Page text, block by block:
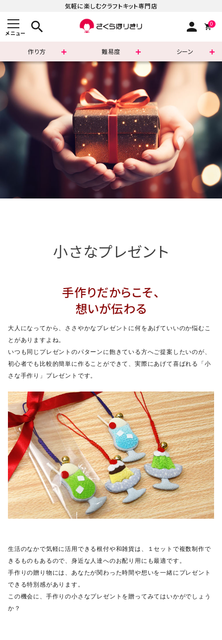
気軽に楽しむクラフトキット専門店
メニュー search person 0
作り方 難易度 シーン
まずはこちら
ショッピングガイド
よくあるご質問
すべての商品
診断チャート
レビューを見る
介護施設関係の方へ
最新のチラシはこちら
お問い合わせ
ようこそ ゲスト 様
meeting_room ログイン person 会員登録
小さなプレゼント
手作りだからこそ、
想いが伝わる
大人になってから、ささやかなプレゼントに何をあげていいのか悩むこ
とがありますよね。
いつも同じプレゼントのパターンに飽きている方へご提案したいのが、
初心者でも比較的簡単に作ることができて、実際にあげて喜ばれる「小
さな手作り」プレゼントです。
生活のなかで気軽に活用できる根付や和雑貨は、
１セットで複数制作で
きるものもあるので、身近な人達へのお配り用にも最適です。
手作りの贈り物には、あなたが関わった時間や想いを一緒にプレゼント
できる特別感があります。
この機会に、手作りの小さなプレゼントを贈ってみてはいかがでしょう
か？